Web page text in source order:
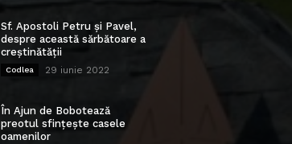
Sf. Apostoli Petru și Pavel,
despre această sărbătoare a
creștinătății
Codlea 29 iunie 2022
În Ajun de Bobotează
preotul sfințește casele
oamenilor